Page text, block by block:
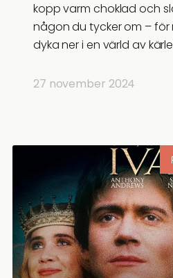
kopp varm choklad och
någon du tycker om –
dyka ner i en värld av
27 november 2024